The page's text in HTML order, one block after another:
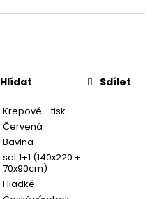
Krepové - tisk
Červená
Bavlna
set 1+1 (140x220 +
70x90cm)
Hladké
Hlídat Sdílet